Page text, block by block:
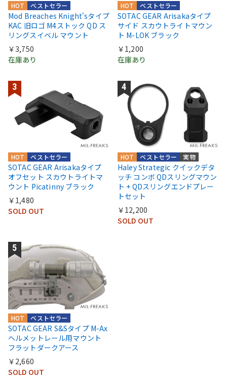
ベストセラー
HOT
Mod Breaches Knight'sタイプ
KAC 旧ロゴ M4ストック QD ス
リングスイベル マウント
￥3,750
在庫あり
ベストセラー
HOT
SOTAC GEAR Arisakaタイプ
サイド スカウトライトマウン
ト M-LOK ブラック
￥1,200
在庫あり
ベストセラー
HOT
SOTAC GEAR Arisakaタイプ
オフセット スカウトライトマ
ウント Picatinny ブラック
￥1,480
SOLD OUT
実物
ベストセラー
HOT
Haley Strategic クイックデタ
ッチ コンボ QDスリングマウン
ト + QDスリングエンドプレー
トセット
￥12,200
SOLD OUT
ベストセラー
HOT
SOTAC GEAR S&Sタイプ M-Ax
ヘルメットレール用マウント
フラットダークアース
￥2,660
SOLD OUT